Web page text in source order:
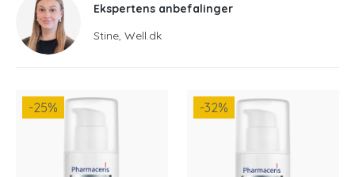
Ekspertens anbefalinger
Stine, Well.dk
-25% -32%